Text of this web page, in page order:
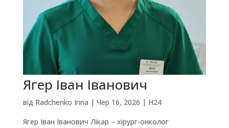
Ягер Іван Іванович
від Radchenko Inna | Чер 16, 2026 | H24
Ягер Іван Іванович Лікар – хірург-онколог